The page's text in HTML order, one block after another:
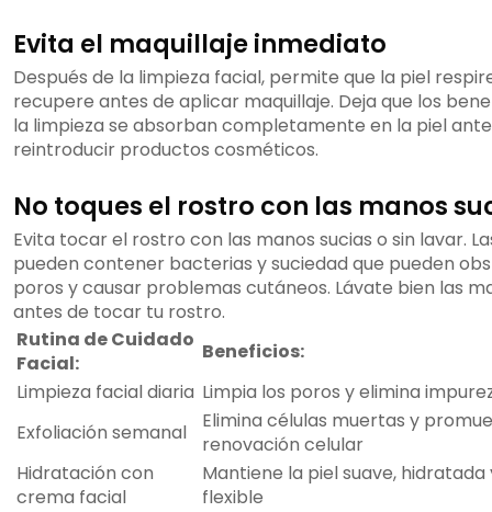
Evita el maquillaje inmediato
Después de la limpieza facial, permite que la piel
recupere antes de aplicar maquillaje. Deja que los
la limpieza se absorban completamente en la piel
reintroducir productos cosméticos.
No toques el rostro con las manos
Evita tocar el rostro con las manos sucias o sin lavar.
pueden contener bacterias y suciedad que pueden
poros y causar problemas cutáneos. Lávate bien las
antes de tocar tu rostro.
Rutina de Cuidado
Facial:
Beneficios:
Limpieza facial diaria Limpia los poros y elimina
Exfoliación semanal
Elimina células muertas y
renovación celular
Hidratación con
crema facial
Mantiene la piel suave, hidratada
flexible